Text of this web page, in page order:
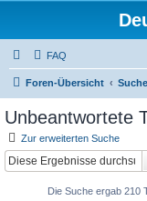
FAQ
Foren-Übersicht Suche
Unbeantwortete
Zur erweiterten Suche
Die Suche ergab 210